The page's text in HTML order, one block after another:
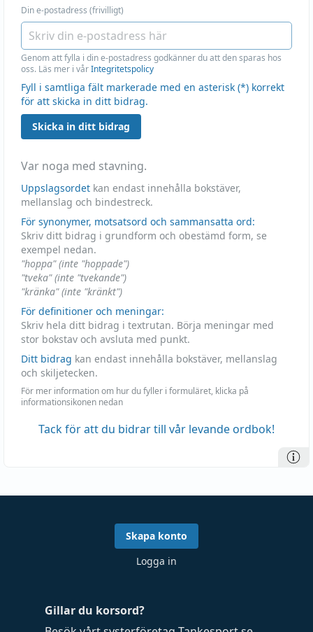
Din e-postadress (frivilligt)
Genom att fylla i din e-postadress godkänner du att den sparas hos
oss. Läs mer i vårIntegritetspolicy
Fyll i samtliga fält markerade med en asterisk (*) korrekt
för att skicka in ditt bidrag.
Skicka in ditt bidrag
Var noga med stavning.
Uppslagsordet kan endast innehålla bokstäver,
mellanslag och bindestreck.
För synonymer, motsatsord och sammansatta ord:
Skriv ditt bidrag i grundform och obestämd form, se
exempel nedan.
"hoppa" (inte "hoppade")
"tveka" (inte "tvekande")
"kränka" (inte "kränkt")
För definitioner och meningar:
Skriv hela ditt bidrag i textrutan. Börja meningar med
stor bokstav och avsluta med punkt.
Ditt bidrag kan endast innehålla bokstäver, mellanslag
och skiljetecken.
För mer information om hur du fyller i formuläret, klicka på
informationsikonen nedan
Tack för att du bidrar till vår levande ordbok!
Gillar du korsord?
Skapa konto
Logga in